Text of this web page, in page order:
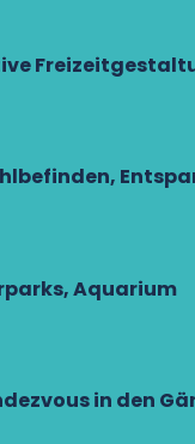
Aquarium
in den
und